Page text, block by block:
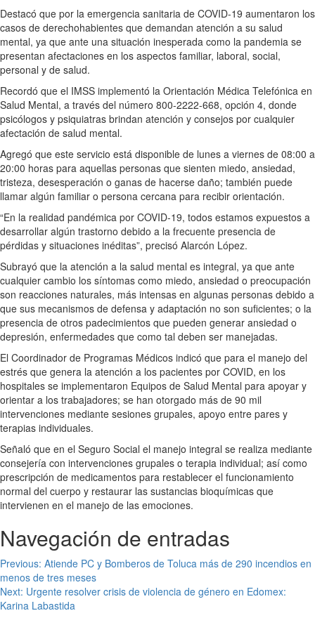
Destacó que por la emergencia sanitaria de COVID-19 aumentaron los
casos de derechohabientes que demandan atención a su salud
mental, ya que ante una situación inesperada como la pandemia se
presentan afectaciones en los aspectos familiar, laboral, social,
personal y de salud.
Recordó que el IMSS implementó la Orientación Médica Telefónica en
Salud Mental, a través del número 800-2222-668, opción 4, donde
psicólogos y psiquiatras brindan atención y consejos por cualquier
afectación de salud mental.
Agregó que este servicio está disponible de lunes a viernes de 08:00 a
20:00 horas para aquellas personas que sienten miedo, ansiedad,
tristeza, desesperación o ganas de hacerse daño; también puede
llamar algún familiar o persona cercana para recibir orientación.
“En la realidad pandémica por COVID-19, todos estamos expuestos a
desarrollar algún trastorno debido a la frecuente presencia de
pérdidas y situaciones inéditas”, precisó Alarcón López.
Subrayó que la atención a la salud mental es integral, ya que ante
cualquier cambio los síntomas como miedo, ansiedad o preocupación
son reacciones naturales, más intensas en algunas personas debido a
que sus mecanismos de defensa y adaptación no son suficientes; o la
presencia de otros padecimientos que pueden generar ansiedad o
depresión, enfermedades que como tal deben ser manejadas.
El Coordinador de Programas Médicos indicó que para el manejo del
estrés que genera la atención a los pacientes por COVID, en los
hospitales se implementaron Equipos de Salud Mental para apoyar y
orientar a los trabajadores; se han otorgado más de 90 mil
intervenciones mediante sesiones grupales, apoyo entre pares y
terapias individuales.
Señaló que en el Seguro Social el manejo integral se realiza mediante
consejería con intervenciones grupales o terapia individual; así como
prescripción de medicamentos para restablecer el funcionamiento
normal del cuerpo y restaurar las sustancias bioquímicas que
intervienen en el manejo de las emociones.
Navegación de entradas
Previous: Atiende PC y Bomberos de Toluca más de 290 incendios en
menos de tres meses
Next: Urgente resolver crisis de violencia de género en Edomex:
Karina Labastida